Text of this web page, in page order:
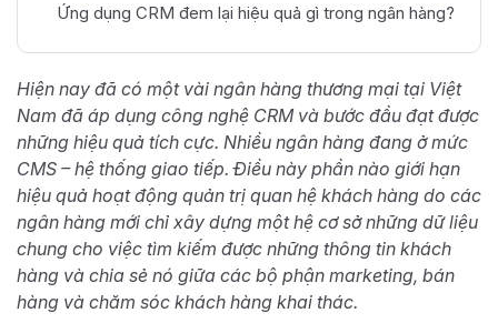
Ứng dụng CRM đem lại hiệu quả gì trong ngân hàng?
Hiện nay đã có một vài ngân hàng thương mại tại Việt
Nam đã áp dụng công nghệ CRM và bước đầu đạt được
những hiệu quả tích cực. Nhiều ngân hàng đang ở mức
CMS – hệ thống giao tiếp. Điều này phần nào giới hạn
hiệu quả hoạt động quản trị quan hệ khách hàng do các
ngân hàng mới chỉ xây dựng một hệ cơ sở những dữ liệu
chung cho việc tìm kiếm được những thông tin khách
hàng và chia sẻ nó giữa các bộ phận marketing, bán
hàng và chăm sóc khách hàng khai thác.